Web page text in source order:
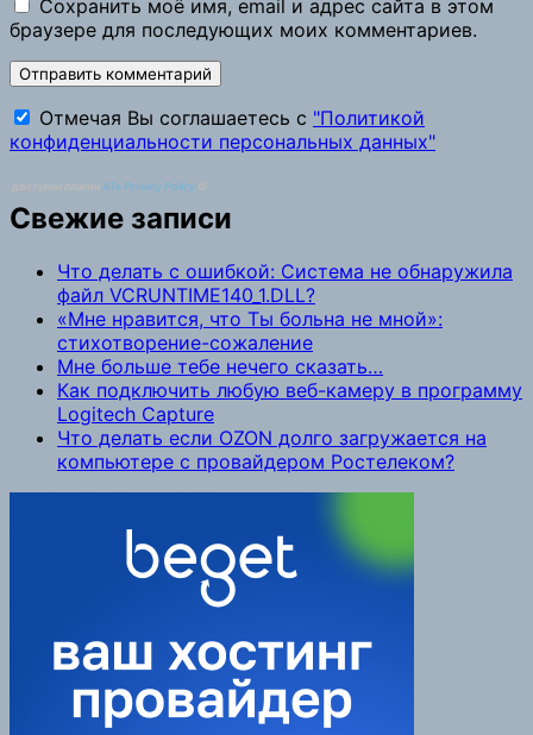
Сохранить моё имя, email и адрес сайта в этом
браузере для последующих моих комментариев.
Отмечая Вы соглашаетесь с "Политикой
конфиденциальности персональных данных"
ATs Privacy Policy
Свежие записи
Что делать с ошибкой: Система не обнаружила
файл VCRUNTIME140_1.DLL?
«Мне нравится, что Ты больна не мной»:
стихотворение-сожаление
Мне больше тебе нечего сказать…
Как подключить любую веб-камеру в программу
Logitech Capture
Что делать если OZON долго загружается на
компьютере с провайдером Ростелеком?